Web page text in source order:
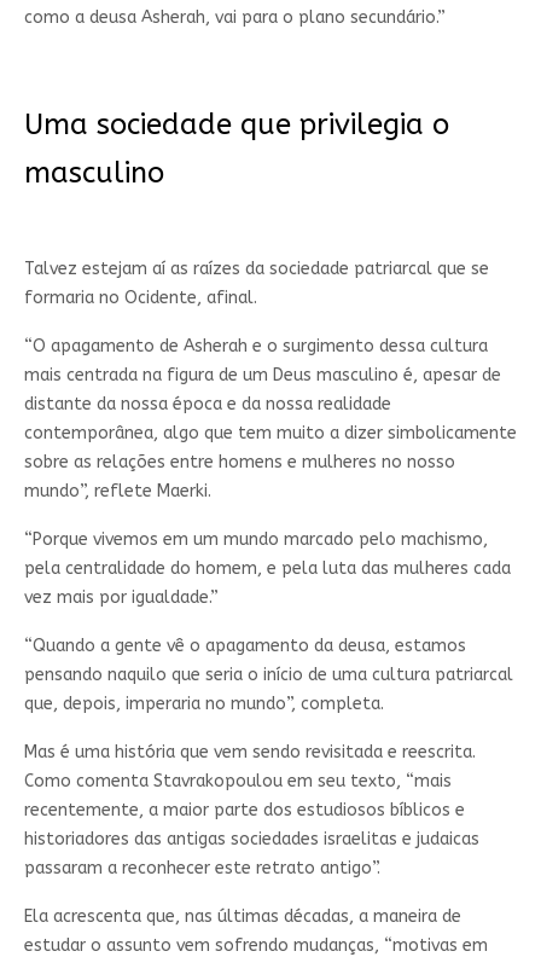
como a deusa Asherah, vai para o plano secundário.”
Uma sociedade que privilegia o
masculino
Talvez estejam aí as raízes da sociedade patriarcal que se
formaria no Ocidente, afinal.
“O apagamento de Asherah e o surgimento dessa cultura
mais centrada na figura de um Deus masculino é, apesar de
distante da nossa época e da nossa realidade
contemporânea, algo que tem muito a dizer simbolicamente
sobre as relações entre homens e mulheres no nosso
mundo”, reflete Maerki.
“Porque vivemos em um mundo marcado pelo machismo,
pela centralidade do homem, e pela luta das mulheres cada
vez mais por igualdade.”
“Quando a gente vê o apagamento da deusa, estamos
pensando naquilo que seria o início de uma cultura patriarcal
que, depois, imperaria no mundo”, completa.
Mas é uma história que vem sendo revisitada e reescrita.
Como comenta Stavrakopoulou em seu texto, “mais
recentemente, a maior parte dos estudiosos bíblicos e
historiadores das antigas sociedades israelitas e judaicas
passaram a reconhecer este retrato antigo”.
Ela acrescenta que, nas últimas décadas, a maneira de
estudar o assunto vem sofrendo mudanças, “motivas em